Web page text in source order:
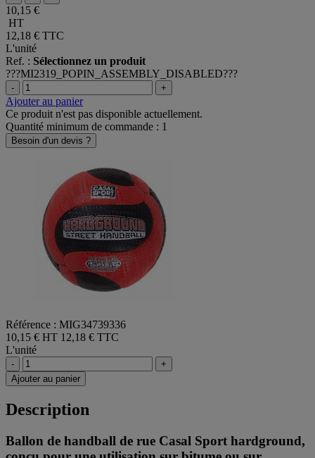
10,15 €
HT
12,18 € TTC
L'unité
Ref. : Sélectionnez un produit
???MI2319_POPIN_ASSEMBLY_DISABLED???
- +
Ajouter au panier
Ce produit n'est pas disponible actuellement.
Quantité minimum de commande : 1
Besoin d'un devis ?
Référence : MIG34739336
10,15 € HT 12,18 € TTC
L'unité
-
+
Ajouter au panier
Description
Ballon de handball de rue Casal Sport hardground,